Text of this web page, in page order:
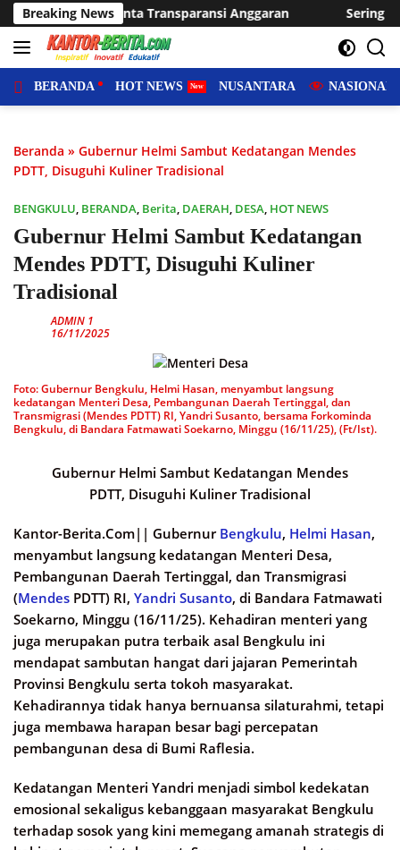
Langsung
ke
konten
Breaking News
Anggaran Sering Dilanda Genangan, Desa Sukaraja
BERANDA HOT NEWS NUSANTARA NASIONAL
Beranda » Gubernur Helmi Sambut Kedatangan Mendes
PDTT, Disuguhi Kuliner Tradisional
BENGKULU, BERANDA, Berita, DAERAH, DESA, HOT NEWS
Gubernur Helmi Sambut Kedatangan
Mendes PDTT, Disuguhi Kuliner
Tradisional
ADMIN 1
16/11/2025
Foto: Gubernur Bengkulu, Helmi Hasan, menyambut langsung
kedatangan Menteri Desa, Pembangunan Daerah Tertinggal, dan
Transmigrasi (Mendes PDTT) RI, Yandri Susanto, bersama Forkominda
Bengkulu, di Bandara Fatmawati Soekarno, Minggu (16/11/25), (Ft/Ist).
Gubernur Helmi Sambut Kedatangan Mendes
PDTT, Disuguhi Kuliner Tradisional
Kantor-Berita.Com|| Gubernur Bengkulu, Helmi Hasan,
menyambut langsung kedatangan Menteri Desa,
Pembangunan Daerah Tertinggal, dan Transmigrasi
(Mendes PDTT) RI, Yandri Susanto, di Bandara Fatmawati
Soekarno, Minggu (16/11/25). Kehadiran menteri yang
juga merupakan putra terbaik asal Bengkulu ini
mendapat sambutan hangat dari jajaran Pemerintah
Provinsi Bengkulu serta tokoh masyarakat.
Kehadirannya tidak hanya bernuansa silaturahmi, tetapi
juga membawa harapan besar bagi percepatan
pembangunan desa di Bumi Raflesia.
Kedatangan Menteri Yandri menjadi simbol kedekatan
emosional sekaligus kebanggaan masyarakat Bengkulu
terhadap sosok yang kini memegang amanah strategis di